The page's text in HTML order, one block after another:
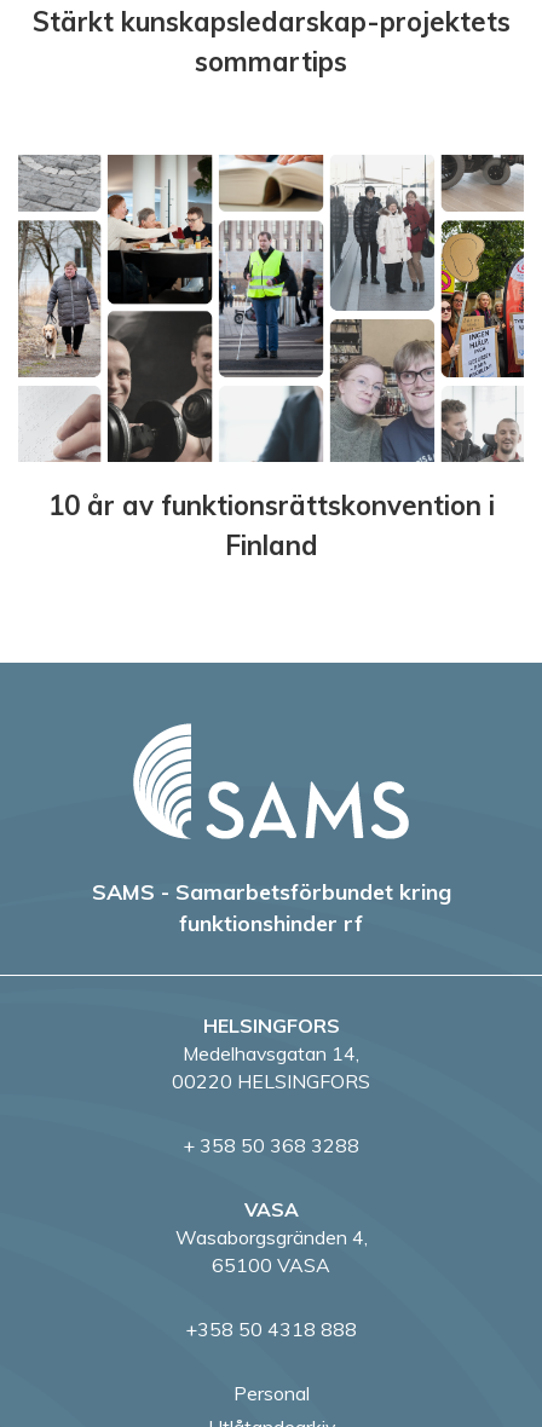
Stärkt kunskapsledarskap-projektets
sommartips
10 år av funktionsrättskonvention i
Finland
SAMS - Samarbetsförbundet kring
funktionshinder rf
HELSINGFORS
Medelhavsgatan 14,
00220 HELSINGFORS
+ 358 50 368 3288
VASA
Wasaborgsgränden 4,
65100 VASA
+358 50 4318 888
Personal